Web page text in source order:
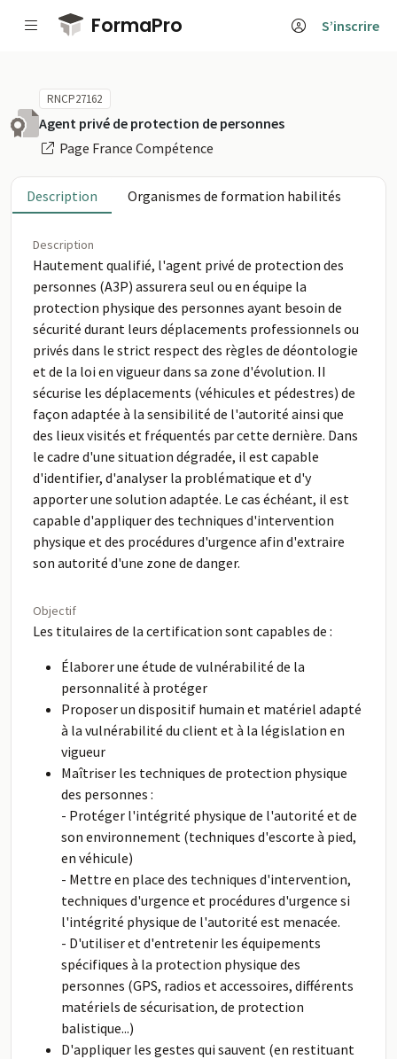
Passer au contenu principal
FormaPro S’inscrire
RNCP27162
Agent privé de protection de personnes
Page France Compétence
Description Organismes de formation habilités
Description
Hautement qualifié, l'agent privé de protection des
personnes (A3P) assurera seul ou en équipe la
protection physique des personnes ayant besoin de
sécurité durant leurs déplacements professionnels ou
privés dans le strict respect des règles de déontologie
et de la loi en vigueur dans sa zone d'évolution. II
sécurise les déplacements (véhicules et pédestres) de
façon adaptée à la sensibilité de l'autorité ainsi que
des lieux visités et fréquentés par cette dernière. Dans
le cadre d'une situation dégradée, il est capable
d'identifier, d'analyser la problématique et d'y
apporter une solution adaptée. Le cas échéant, il est
capable d'appliquer des techniques d'intervention
physique et des procédures d'urgence afin d'extraire
son autorité d'une zone de danger.
Objectif
Les titulaires de la certification sont capables de :
Élaborer une étude de vulnérabilité de la
personnalité à protéger
Proposer un dispositif humain et matériel adapté
à la vulnérabilité du client et à la législation en
vigueur
Maîtriser les techniques de protection physique
des personnes :
- Protéger l'intégrité physique de l'autorité et de
son environnement (techniques d'escorte à pied,
en véhicule)
- Mettre en place des techniques d'intervention,
techniques d'urgence et procédures d'urgence si
l'intégrité physique de l'autorité est menacée.
- D'utiliser et d'entretenir les équipements
spécifiques à la protection physique des
personnes (GPS, radios et accessoires, différents
matériels de sécurisation, de protection
balistique...)
D'appliquer les gestes qui sauvent (en restituant